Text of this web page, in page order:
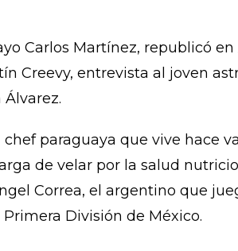
Carlos Martínez, republicó en
Creevy, entrevista al joven
paraguaya que vive hace
de velar por la salud
Correa, el argentino que
División de México.